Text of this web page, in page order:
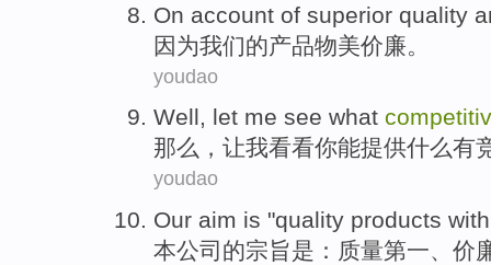
On account of superior quality
因为我们的产品物美价廉 。
youdao
Well, let me see what
那么 ， 让我看看你能提供什么有
youdao
Our aim is "quality products
本公司 的宗旨是 ： 质量第一、价